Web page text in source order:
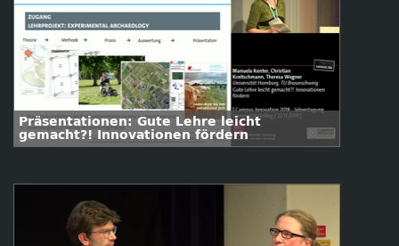
Präsentationen: Gute Lehre leicht
gemacht?! Innovationen fördern